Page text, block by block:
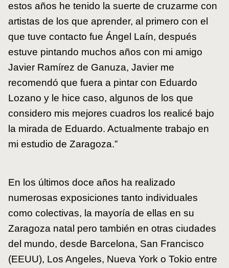
estos años he tenido la suerte de cruzarme con
artistas de los que aprender, al primero con el
que tuve contacto fue Ángel Laín, después
estuve pintando muchos años con mi amigo
Javier Ramírez de Ganuza, Javier me
recomendó que fuera a pintar con Eduardo
Lozano y le hice caso, algunos de los que
considero mis mejores cuadros los realicé bajo
la mirada de Eduardo. Actualmente trabajo en
mi estudio de Zaragoza.”
En los últimos doce años ha realizado
numerosas exposiciones tanto individuales
como colectivas, la mayoría de ellas en su
Zaragoza natal pero también en otras ciudades
del mundo, desde Barcelona, San Francisco
(EEUU), Los Angeles, Nueva York o Tokio entre